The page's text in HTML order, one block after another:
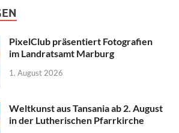
PixelClub präsentiert Fotografien
im Landratsamt Marburg
1. August 2026
Weltkunst aus Tansania ab 2. August
in der Lutherischen Pfarrkirche